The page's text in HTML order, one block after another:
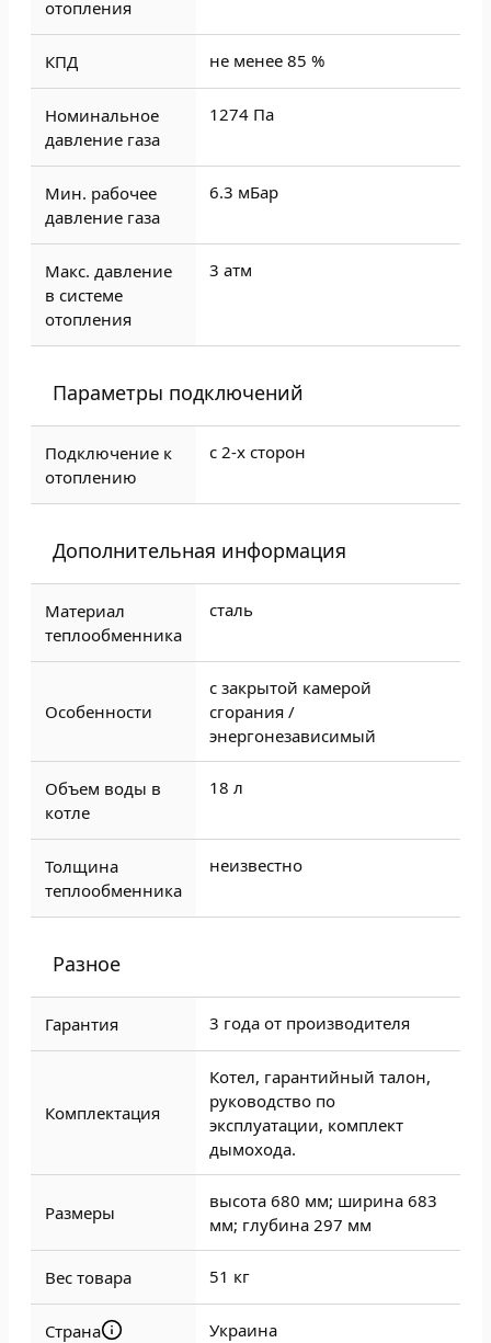
отопления
КПД не менее 85 %
Номинальное
давление газа
1274 Па
Мин. рабочее
давление газа
6.3 мБар
Макс. давление
в системе
отопления
3 атм
Параметры подключений
Подключение к
отоплению
с 2-х сторон
Дополнительная информация
Материал
теплообменника
сталь
Особенности
с закрытой камерой
сгорания /
энергонезависимый
Объем воды в
котле
18 л
Толщина
теплообменника
неизвестно
Разное
Гарантия 3 года от производителя
Комплектация
Котел, гарантийный талон,
руководство по
эксплуатации, комплект
дымохода.
Размеры
высота 680 мм; ширина 683
мм; глубина 297 мм
Вес товара 51 кг
Страна Украина